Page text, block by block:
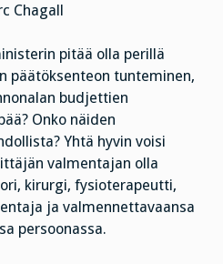
Chagall
pitää olla perillä
päätöksenteon tunteminen,
budjettien
Onko näiden
Yhtä hyvin voisi
valmentajan olla
kirurgi, fysioterapeutti,
ja valmennettavaansa
persoonassa.